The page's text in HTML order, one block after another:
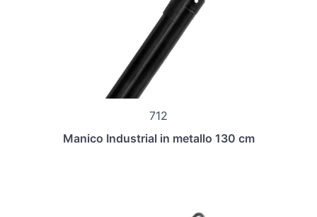
712
Manico Industrial in metallo 130 cm